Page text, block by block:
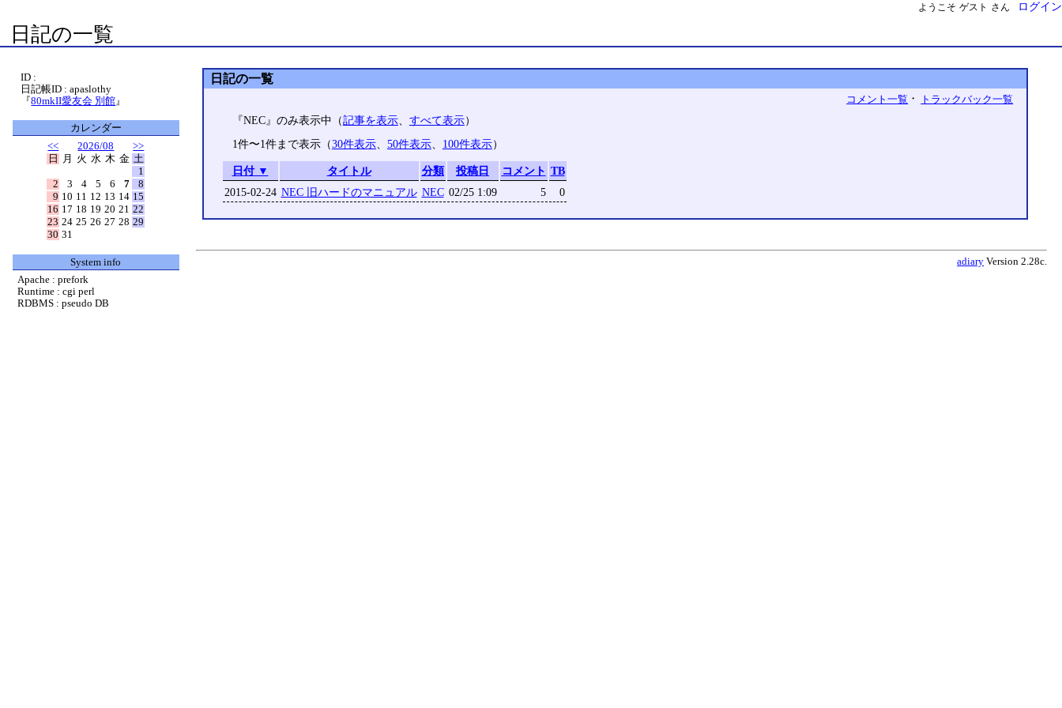
ようこそ ゲスト さん ログイン
日記の一覧
日記の一覧
コメント一覧 ・ トラックバック一覧
『NEC』のみ表示中（記事を表示、 すべて表示）
1件〜1件まで表示（30件表示、 50件表示、 100件表示）
日付 ▼ タイトル 分類 投稿日 コメント TB
2015-02-24 NEC 旧ハードのマニュアル NEC 02/25 1:09 5 0
adiary Version 2.28c.
ID :
日記帳ID : apaslothy
『80mkII愛友会 別館 』
カレンダー
<<
2026/08
>>
日
月 火 水 木 金 土
1
2
3 4 5 6 7
8
9 10 11 12 13 14 15
16 17 18 19 20 21 22
23 24 25 26 27 28 29
30 31
System info
Apache : prefork
Runtime : cgi perl
RDBMS : pseudo DB